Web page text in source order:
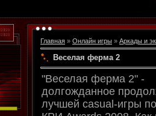
Главная » Онлайн игры » Аркады и
Веселая ферма 2
"Веселая ферма 2" -
долгожданное
лучшей casual-игры